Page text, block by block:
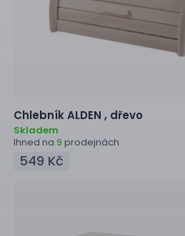
ChlebníkALDEN , dřevo
Skladem
Ihned na 9 prodejnách
549 Kč